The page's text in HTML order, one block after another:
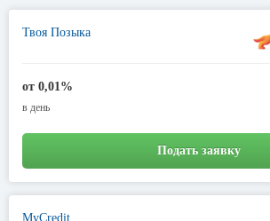
Твоя Позыка
от 0,01%
в день
Подать заявку
MyCredit